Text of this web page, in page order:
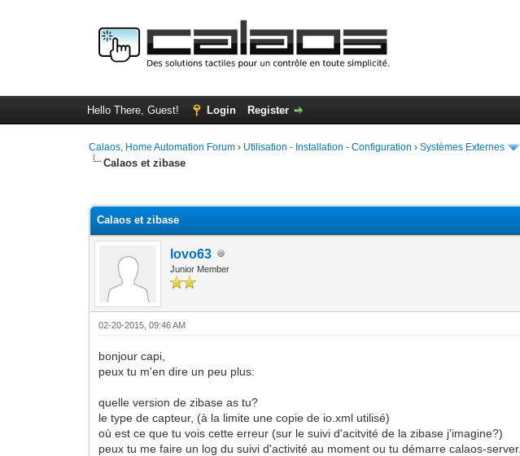
Hello There, Guest! Login Register
Calaos, Home Automation Forum › Utilisation - Installation - Configuration ›Systèmes Externes
Calaos et zibase
Calaos et zibase
lovo63
Junior Member
02-20-2015, 09:46 AM
bonjour capi,
peux tu m'en dire un peu plus:
quelle version de zibase as tu?
le type de capteur, (à la limite une copie de io.xml utilisé)
où est ce que tu vois cette erreur (sur le suivi d'acitvité de la zibase j'imagine?)
peux tu me faire un log du suivi d'activité au moment ou tu démarre calaos-server.